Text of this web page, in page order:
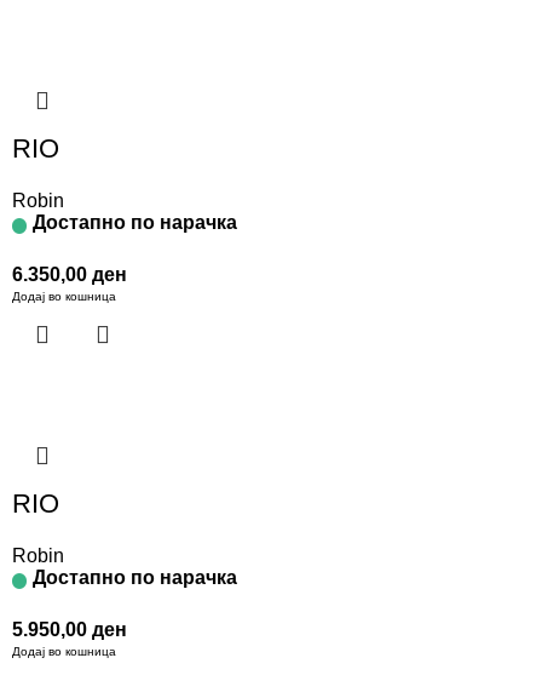
RIO
Robin
Достапно по нарачка
6.350,00 ден
Додај во кошница
RIO
Robin
Достапно по нарачка
5.950,00 ден
Додај во кошница